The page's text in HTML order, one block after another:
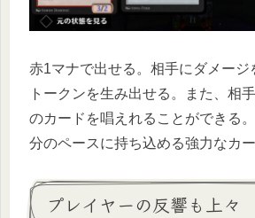
赤1マナで出せる。相手にダメージ
トークンを生み出せる。また、相
のカードを唱えれることができる
分のペースに持ち込める強力なカー
プレイヤーの反響も上々